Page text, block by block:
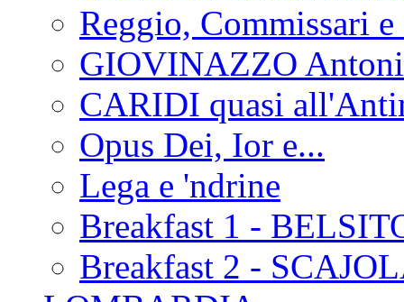
Reggio, Commissari
GIOVINAZZO
CARIDI quasi
Opus Dei, Ior e...
Lega e 'ndrine
Breakfast 1 -
Breakfast 2 -